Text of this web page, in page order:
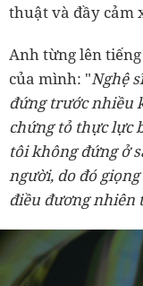
thuật và đầy cảm
Anh từng lên
của mình: "Nghệ
đứng trước nhiều
chứng tỏ thực lực
tôi không đứng ở
người, do đó
điều đương nhiên